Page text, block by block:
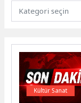
Kültür Sanat